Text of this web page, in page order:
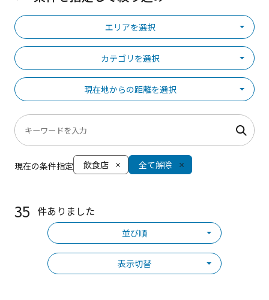
エリアを選択
カテゴリを選択
現在地からの距離を選択
現在の条件指定 飲食店 全て解除
35 件ありました
並び順
表示切替